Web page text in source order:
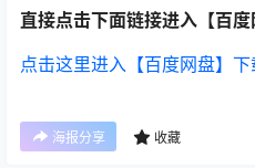
直接点击下面链接进入【百
点击这里进入【百度网盘】下
海报分享 收藏